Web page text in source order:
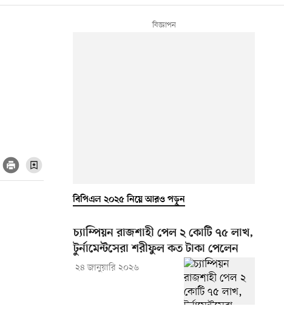
বিপিএল ২০২৫ নিয়ে আরও পড়ুন
চ্যাম্পিয়ন রাজশাহী পেল ২ কোটি ৭৫ লাখ,
টুর্নামেন্টসেরা শরীফুল কত টাকা পেলেন
২৪ জানুয়ারি ২০২৬